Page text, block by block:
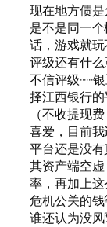
现在地方债
是不是同一
话，游戏就玩
评级还有什
不信评级
择江西银行
（不收提现
喜爱，目前我
平台还是没
其资产端空虚
率，再加上
危机公关的
谁还认为没风